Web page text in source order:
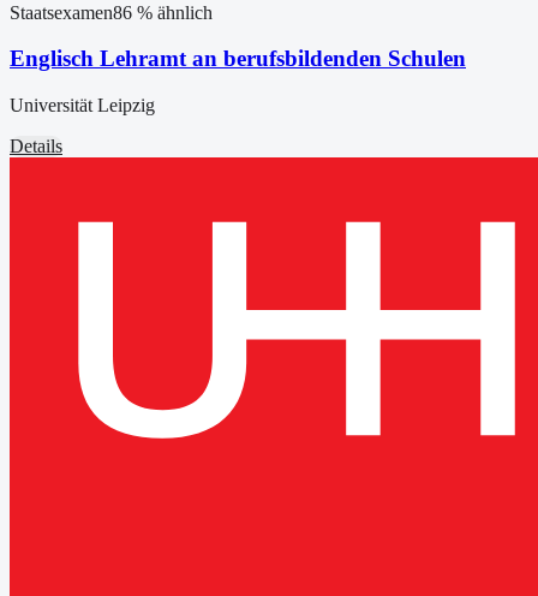
Staatsexamen86 % ähnlich
Englisch Lehramt an berufsbildenden Schulen
Universität Leipzig
Details